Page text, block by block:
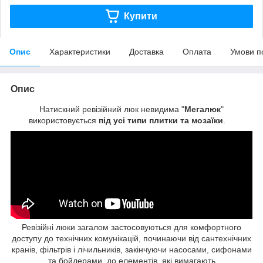
Купити
Опис Характеристики Доставка Оплата Умови
Опис
Натискний ревізійний люк невидима "Мегалюк"
використовується під усі типи плитки та мозаїки
Ревізійні люки загалом застосовуються для комфортного
доступу до технічних комунікацій, починаючи від сантехнічних
кранів, фільтрів і лічильників, закінчуючи насосами, сифонами
та бойлерами, до елементів, які вимагають